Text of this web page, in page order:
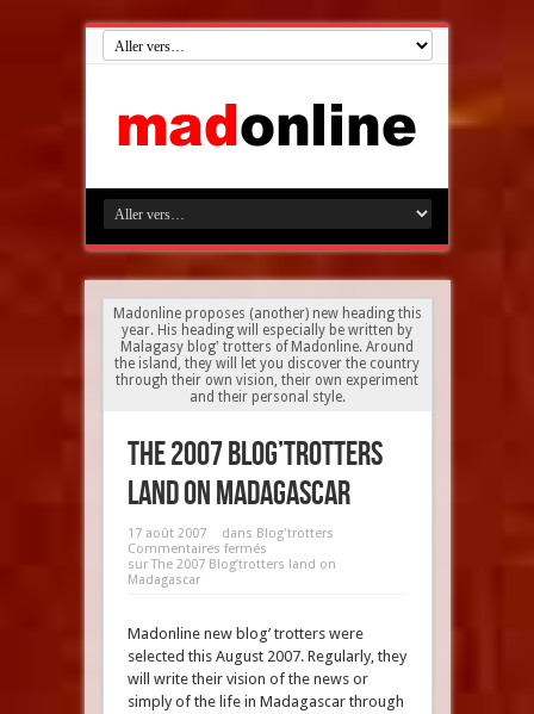
Madonline proposes (another) new heading this
year. His heading will especially be written by
Malagasy blog' trotters of Madonline. Around
the island, they will let you discover the country
through their own vision, their own experiment
and their personal style.
The 2007 Blog’trotters
land on Madagascar
17 août 2007 dans Blog'trotters
Commentaires fermés
sur The 2007 Blog’trotters land on
Madagascar
Madonline new blog’ trotters were
selected this August 2007. Regularly, they
will write their vision of the news or
simply of the life in Madagascar through